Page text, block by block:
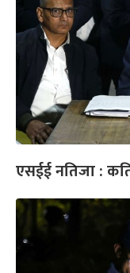
एसईई नतिजा :